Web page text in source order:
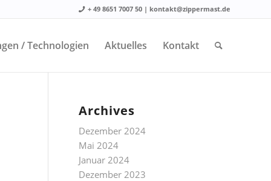
+ 49 8651 7007 50 | kontakt@zippermast.de
/ Technologien Aktuelles Kontakt
Archives
Dezember 2024
Mai 2024
Januar 2024
Dezember 2023